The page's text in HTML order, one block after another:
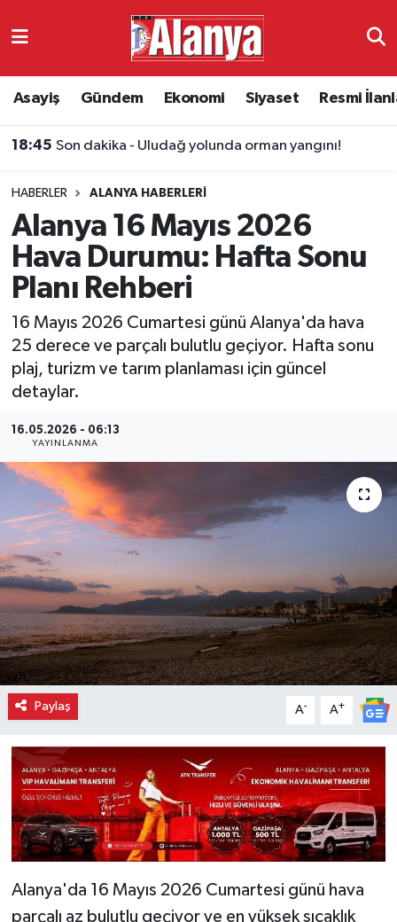
Asayiş Gündem Ekonomi Siyaset Resmi
18:21 Alanya iş dünyası endişeli: Antalya'da 6 şirket için konkordato kararı
HABERLER ALANYA HABERLERI
Alanya 16 Mayıs 2026
Hava Durumu: Hafta Sonu
Planı Rehberi
16 Mayıs 2026 Cumartesi günü Alanya'da hava
25 derece ve parçalı bulutlu geçiyor. Hafta sonu
plaj, turizm ve tarım planlaması için güncel
detaylar.
16.05.2026 - 06:13
YAYINLANMA
Paylaş A- A+
Alanya'da 16 Mayıs 2026 Cumartesi günü hava
parçalı az bulutlu geçiyor ve en yüksek sıcaklık
Resmi İlanlar
Alanyaspor
E-Gazete
Antalya Namaz Vakitleri
Süper Lig Puan Durumu ve Fikstür
Tüm Manşetler
Son Dakika Haberleri
Haber Arşivi